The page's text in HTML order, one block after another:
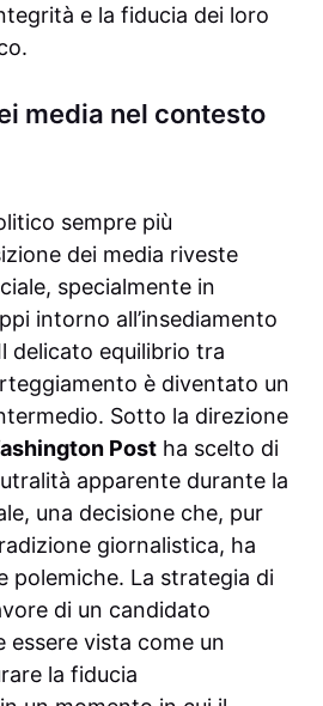
e la fiducia dei loro
media nel contesto
sempre più
dei media riveste
specialmente in
intorno all’insediamento
delicato equilibrio tra
è diventato un
Sotto la direzione
Post ha scelto di
apparente durante la
una decisione che, pur
giornalistica, ha
polemiche. La strategia di
di un candidato
vista come un
la fiducia